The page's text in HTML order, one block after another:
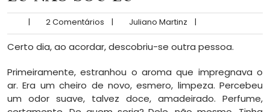
| 2 Comentários | Juliano Martinz |
Certo dia, ao acordar, descobriu-se outra pessoa.
Primeiramente, estranhou o aroma que impregnava o
ar. Era um cheiro de novo, esmero, limpeza. Percebeu
um odor suave, talvez doce, amadeirado. Perfume,